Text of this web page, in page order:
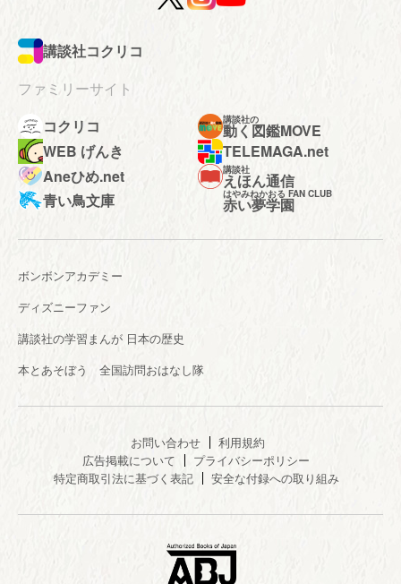
講談社コクリコ
ファミリーサイト
コクリコ
講談社の
動く図鑑MOVE
WEB げんき
TELEMAGA.net
Aneひめ.net
講談社
えほん通信
青い鳥文庫
はやみねかおる FAN CLUB
赤い夢学園
ボンボンアカデミー
ディズニーファン
講談社の学習まんが 日本の歴史
本とあそぼう 全国訪問おはなし隊
お問い合わせ
利用規約
広告掲載について
プライバシーポリシー
特定商取引法に基づく表記
安全な付録への取り組み